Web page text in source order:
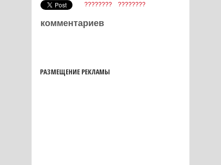
???????? ????????
комментариев
РАЗМЕЩЕНИЕ РЕКЛАМЫ